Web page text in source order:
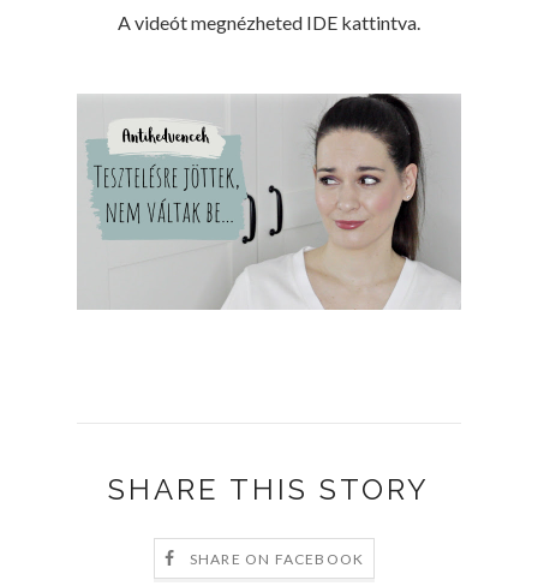
A videót megnézheted IDE kattintva.
SHARE THIS STORY
SHARE ON FACEBOOK